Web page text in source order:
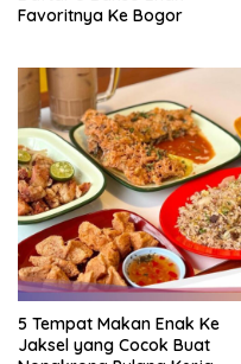
Favoritnya Ke Bogor
5 Tempat Makan Enak Ke
Jaksel yang Cocok Buat